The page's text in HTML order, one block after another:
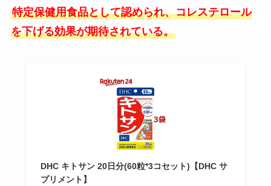
特定保健用食品として認められ、コレステロール
を下げる効果が期待されている。
DHC キトサン 20日分(60粒*3コセット)【DHC サ
プリメント】